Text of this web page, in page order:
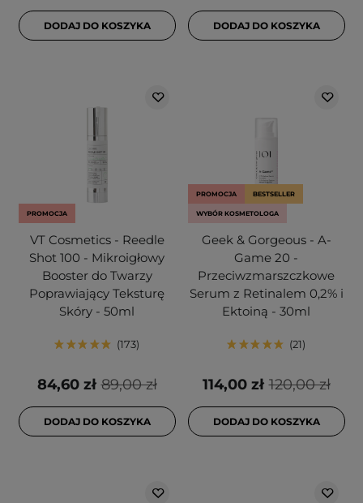
DODAJ DO KOSZYKA DODAJ DO KOSZYKA
PROMOCJA
VT Cosmetics - Reedle
Shot 100 - Mikroigłowy
Booster do Twarzy
Poprawiający Teksturę
Skóry - 50ml
173
89,00 zł
84,60 zł
DODAJ DO KOSZYKA
PROMOCJA BESTSELLER
WYBÓR KOSMETOLOGA
Geek & Gorgeous - A-
Game 20 -
Przeciwzmarszczkowe
Serum z Retinalem 0,2% i
Ektoiną - 30ml
21
120,00 zł
114,00 zł
DODAJ DO KOSZYKA